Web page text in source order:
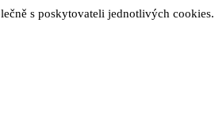
s poskytovateli jednotlivých cookies.